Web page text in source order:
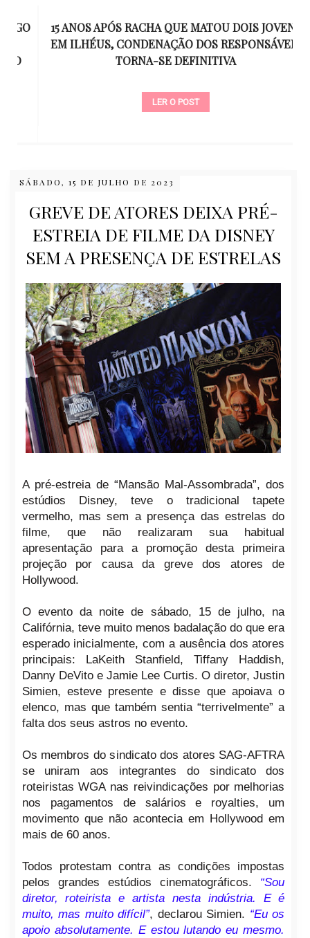
15 ANOS APÓS RACHA QUE MATOU DOIS JOVENS
EM ILHÉUS, CONDENAÇÃO DOS RESPONSÁVEIS
TORNA-SE DEFINITIVA
LER O POST
SÁBADO, 15 DE JULHO DE 2023
GREVE DE ATORES DEIXA PRÉ-
ESTREIA DE FILME DA DISNEY
SEM A PRESENÇA DE ESTRELAS
A pré-estreia de “Mansão Mal-Assombrada”, dos
estúdios Disney, teve o tradicional tapete
vermelho, mas sem a presença das estrelas do
filme, que não realizaram sua habitual
apresentação para a promoção desta primeira
projeção por causa da greve dos atores de
Hollywood.
O evento da noite de sábado, 15 de julho, na
Califórnia, teve muito menos badalação do que era
esperado inicialmente, com a ausência dos atores
principais: LaKeith Stanfield, Tiffany Haddish,
Danny DeVito e Jamie Lee Curtis. O diretor, Justin
Simien, esteve presente e disse que apoiava o
elenco, mas que também sentia “terrivelmente” a
falta dos seus astros no evento.
Os membros do sindicato dos atores SAG-AFTRA
se uniram aos integrantes do sindicato dos
roteiristas WGA nas reivindicações por melhorias
nos pagamentos de salários e royalties, um
movimento que não acontecia em Hollywood em
mais de 60 anos.
Todos protestam contra as condições impostas
pelos grandes estúdios cinematográficos. “Sou
diretor, roteirista e artista nesta indústria. E é
muito, mas muito difícil”, declarou Simien. “Eu os
apoio absolutamente. E estou lutando eu mesmo.